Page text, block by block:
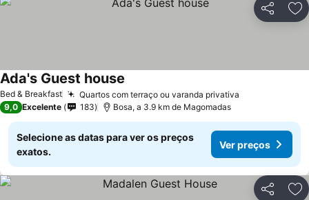
Partilhar
Bed & Breakfast Quartos com terraço ou varanda privativa
Ada's Guest house
9,0 Excelente 183 Bosa, a 3.9 km de Magomadas
Selecione as datas para ver os preços
exatos.
Ver preços
Partilhar